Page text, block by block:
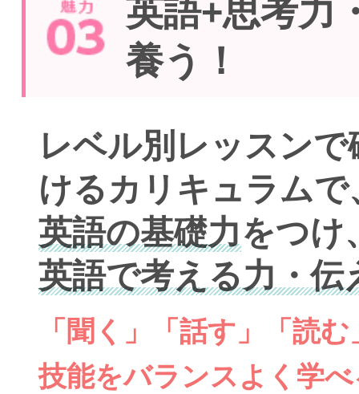
英語+思考力
養う！
レベル別レッスン
けるカリキュラムで
英語の基礎力をつけ
英語で考える力・伝
「聞く」「話す」「読
技能をバランスよく学